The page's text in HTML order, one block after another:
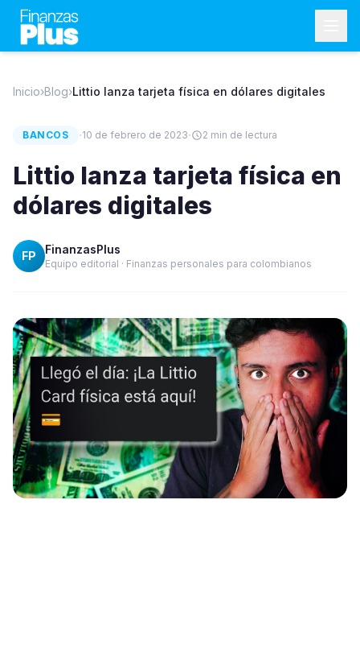
Inicio›Blog›Littio lanza tarjeta física en dólares digitales
BANCOS ·10 de febrero de 2023· 2 min de lectura
Littio lanza tarjeta física en
dólares digitales
FP FinanzasPlus
Equipo editorial · Finanzas personales para colombianos